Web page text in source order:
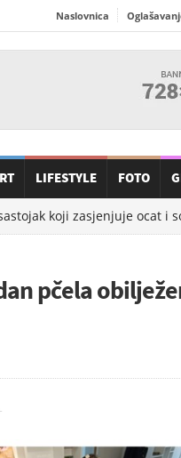
Naslovnica
LIFESTYLE FOTO
koji zasjenjuje ocat i
pčela